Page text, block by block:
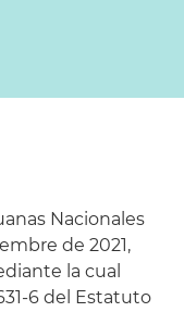
Nacionales
de 2021,
la cual
6 del Estatuto